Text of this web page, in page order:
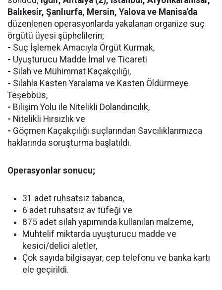
Balıkesir, Şanlıurfa, Mersin, Yalova ve Manisa'da
düzenlenen operasyonlarda yakalanan organize suç
örgütü üyesi şüphelilerin;
- Suç İşlemek Amacıyla Örgüt Kurmak,
- Uyuşturucu Madde İmal ve Ticareti
- Silah ve Mühimmat Kaçakçılığı,
- Silahla Kasten Yaralama ve Kasten Öldürmeye
Teşebbüs,
- Bilişim Yolu ile Nitelikli Dolandırıcılık,
- Nitelikli Hırsızlık ve
- Göçmen Kaçakçılığı suçlarından Savcılıklarımızca
haklarında soruşturma başlatıldı.
Operasyonlar sonucu;
31 adet ruhsatsız tabanca,
6 adet ruhsatsız av tüfeği ve
875 adet silah yapımında kullanılan malzeme,
Muhtelif miktarda uyuşturucu madde ve
kesici/delici aletler,
Çok sayıda bilgisayar, cep telefonu ve banka kartı
ele geçirildi.